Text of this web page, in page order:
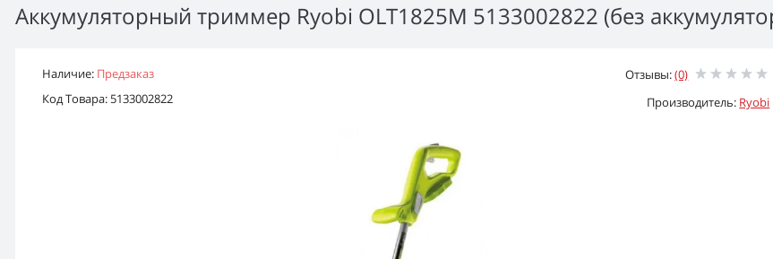
Аккумуляторный триммер Ryobi OLT1825M 5133002822 (без
Наличие: Предзаказ
Код Товара: 5133002822
Отзывы:(0)
Производитель: Ryobi